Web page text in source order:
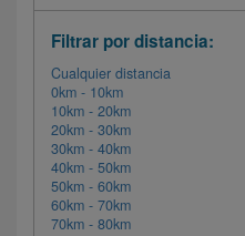
Filtrar por distancia:
Cualquier distancia
0km - 10km
10km - 20km
20km - 30km
30km - 40km
40km - 50km
50km - 60km
60km - 70km
70km - 80km